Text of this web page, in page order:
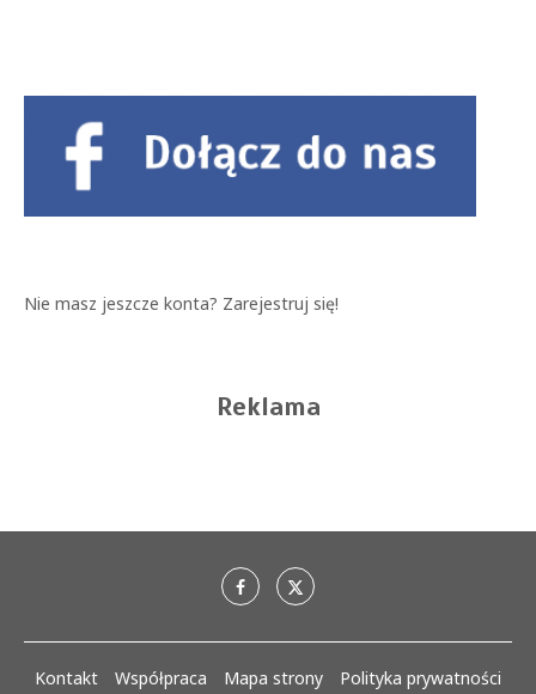
Nie masz jeszcze konta? Zarejestruj się!
Reklama
Kontakt Współpraca Mapa strony Polityka prywatności